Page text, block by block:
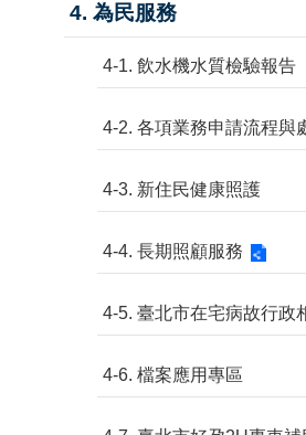
4. 為民服務
4-1. 飲水機水質檢驗報告
4-2. 各項業務申請流程與
4-3. 新住民健康照護
4-4. 長期照顧服務
4-5. 臺北市在宅病故行政
4-6. 檔案應用專區